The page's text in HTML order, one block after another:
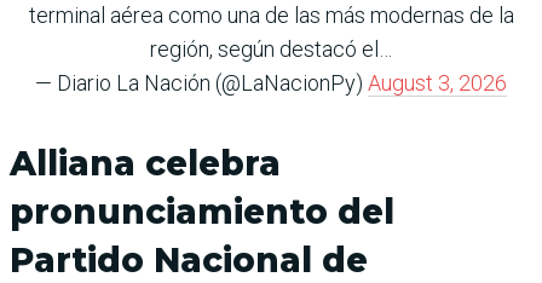
terminal aérea como una de las más modernas de la
región, según destacó el…
— Diario La Nación (@LaNacionPy) August 3, 2026
Alliana celebra
pronunciamiento del
Partido Nacional de